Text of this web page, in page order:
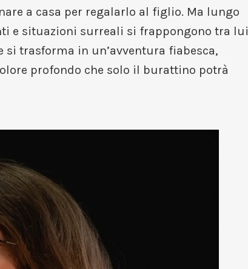
a casa per regalarlo al figlio. Ma lungo
e situazioni surreali si frappongono tra lui
si trasforma in un’avventura fiabesca,
profondo che solo il burattino potrà